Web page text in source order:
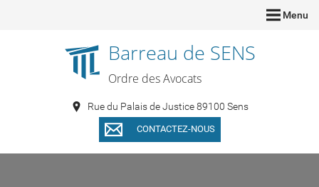
Menu
Barreau de SENS
Ordre des Avocats
Rue du Palais de Justice 89100 Sens
CONTACTEZ-NOUS